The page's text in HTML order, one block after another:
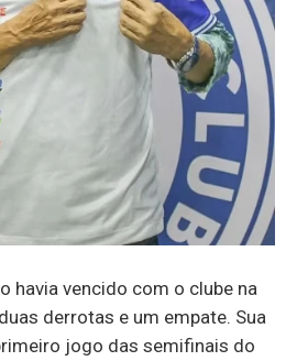
havia vencido com o clube na
derrotas e um empate. Sua
jogo das semifinais do